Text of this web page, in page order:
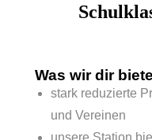
Was wir dir
stark reduzierte
und Vereinen
unsere Station